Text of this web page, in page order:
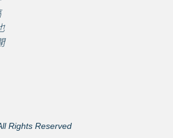
Rights Reserved